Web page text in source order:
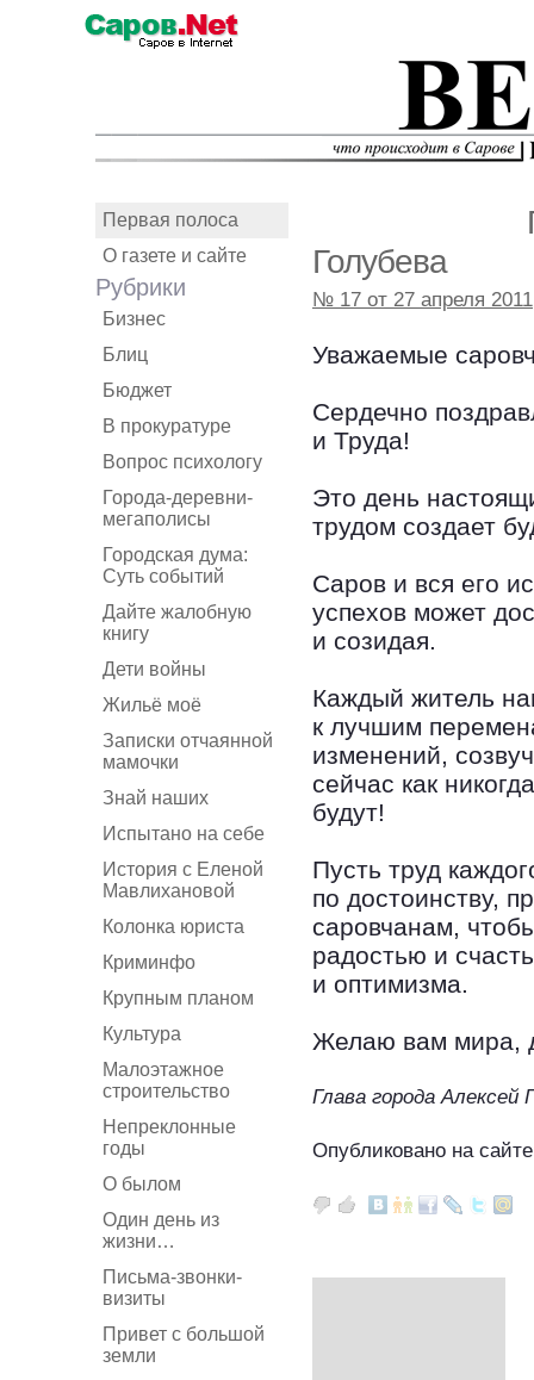
Первая полоса
О газете и сайте
Рубрики
Бизнес
Блиц
Бюджет
В прокуратуре
Вопрос психологу
Города-деревни-
мегаполисы
Городская дума:
Суть событий
Дайте жалобную
книгу
Дети войны
Жильё моё
Записки отчаянной
мамочки
Знай наших
Испытано на себе
История с Еленой
Мавлихановой
Колонка юриста
Криминфо
Крупным планом
Культура
Малоэтажное
строительство
Непреклонные
годы
О былом
Один день из
жизни…
Письма-звонки-
визиты
Привет с большой
земли
Голубева
№ 17 от 27 апреля 2011
Уважаемые
Сердечно
и Труда!
Это день
трудом создает
Саров и вся его
успехов может
и созидая.
Каждый житель
к лучшим
изменений,
сейчас как
будут!
Пусть труд
по достоинству,
саровчанам,
радостью и
и оптимизма.
Желаю вам мира,
Глава города Алексей
Опубликовано на